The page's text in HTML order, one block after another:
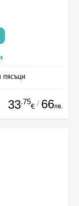
пясъци
33.75
€ / 66лв.